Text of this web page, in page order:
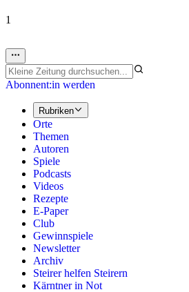
1
Abonnent:in werden
Rubriken
Orte
Themen
Autoren
Spiele
Podcasts
Videos
Rezepte
E-Paper
Club
Gewinnspiele
Newsletter
Archiv
Steirer helfen Steirern
Kärntner in Not